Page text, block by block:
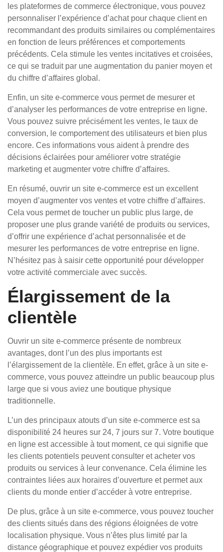
les plateformes de commerce électronique, vous pouvez
personnaliser l’expérience d’achat pour chaque client en
recommandant des produits similaires ou complémentaires
en fonction de leurs préférences et comportements
précédents. Cela stimule les ventes incitatives et croisées,
ce qui se traduit par une augmentation du panier moyen et
du chiffre d’affaires global.
Enfin, un site e-commerce vous permet de mesurer et
d’analyser les performances de votre entreprise en ligne.
Vous pouvez suivre précisément les ventes, le taux de
conversion, le comportement des utilisateurs et bien plus
encore. Ces informations vous aident à prendre des
décisions éclairées pour améliorer votre stratégie
marketing et augmenter votre chiffre d’affaires.
En résumé, ouvrir un site e-commerce est un excellent
moyen d’augmenter vos ventes et votre chiffre d’affaires.
Cela vous permet de toucher un public plus large, de
proposer une plus grande variété de produits ou services,
d’offrir une expérience d’achat personnalisée et de
mesurer les performances de votre entreprise en ligne.
N’hésitez pas à saisir cette opportunité pour développer
votre activité commerciale avec succès.
Élargissement de la
clientèle
Ouvrir un site e-commerce présente de nombreux
avantages, dont l’un des plus importants est
l’élargissement de la clientèle. En effet, grâce à un site e-
commerce, vous pouvez atteindre un public beaucoup plus
large que si vous aviez une boutique physique
traditionnelle.
L’un des principaux atouts d’un site e-commerce est sa
disponibilité 24 heures sur 24, 7 jours sur 7. Votre boutique
en ligne est accessible à tout moment, ce qui signifie que
les clients potentiels peuvent consulter et acheter vos
produits ou services à leur convenance. Cela élimine les
contraintes liées aux horaires d’ouverture et permet aux
clients du monde entier d’accéder à votre entreprise.
De plus, grâce à un site e-commerce, vous pouvez toucher
des clients situés dans des régions éloignées de votre
localisation physique. Vous n’êtes plus limité par la
distance géographique et pouvez expédier vos produits